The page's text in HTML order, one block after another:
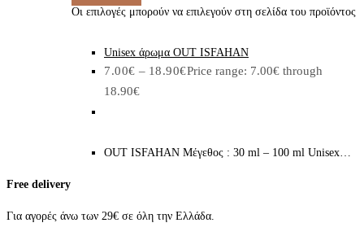
Οι επιλογές μπορούν να επιλεγούν στη σελίδα του προϊόντος
Unisex άρωμα OUT ISFAHAN
7.00€ – 18.90€Price range: 7.00€ through
18.90€
OUT ISFAHAN Μέγεθος : 30 ml – 100 ml Unisex…
Free delivery
Για αγορές άνω των 29€ σε όλη την Ελλάδα.